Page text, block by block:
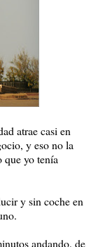
atrae casi en
y eso no la
que yo tenía
y sin coche en
andando, de